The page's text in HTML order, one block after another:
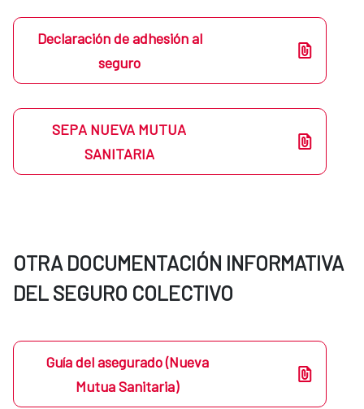
Declaración de adhesión al
seguro
SEPA NUEVA MUTUA
SANITARIA
OTRA DOCUMENTACIÓN INFORMATIVA
DEL SEGURO COLECTIVO
Guía del asegurado (Nueva
Mutua Sanitaria)